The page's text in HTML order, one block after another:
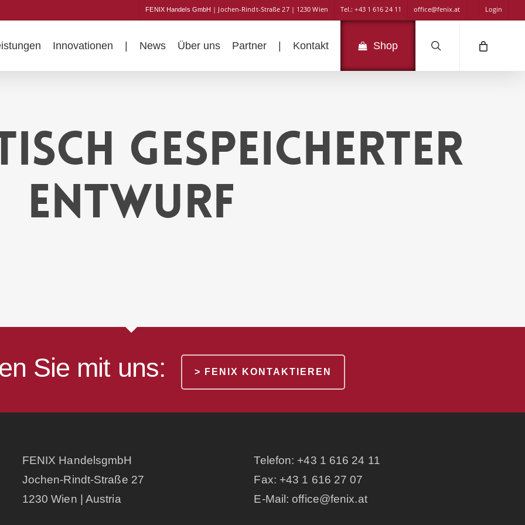
FENIX Handels GmbH | Jochen-Rindt-Straße 27 | 1230 Wien Tel.: +43 1 616 24 11 office@fenix.at Login
Innovationen | News Über uns Partner | Kontakt Shop
gespeicherter
Entwurf
Sie mit uns: > FENIX KONTAKTIEREN
FENIX HandelsgmbH
Jochen-Rindt-Straße 27
1230 Wien | Austria
Telefon: +43 1 616 24 11
Fax: +43 1 616 27 07
E-Mail:office@fenix.at